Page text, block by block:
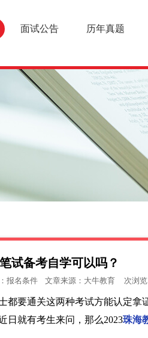
面试公告 历年真题
试备考自学可以吗？
报名条件 文章来源： 大牛教育 次浏览
都要通关这两种考试方能认定拿
日就有考生来问，那么2023珠海